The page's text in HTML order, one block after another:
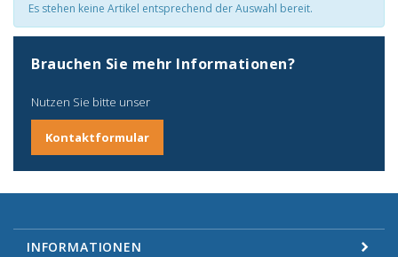
Es stehen keine Artikel entsprechend der Auswahl bereit.
Brauchen Sie mehr Informationen?
Nutzen Sie bitte unser
Kontaktformular
INFORMATIONEN